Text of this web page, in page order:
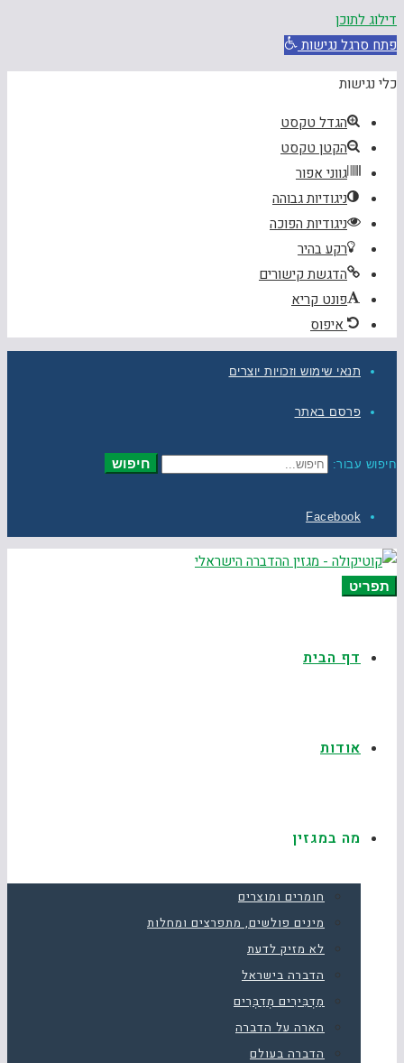
דילוג לתוכן
פתח סרגל נגישות
כלי נגישות
הגדל טקסט
הקטן טקסט
גווני אפור
ניגודיות גבוהה
ניגודיות הפוכה
רקע בהיר
הדגשת קישורים
פונט קריא
איפוס
תנאי שימוש וזכויות יוצרים
פרסם באתר
חיפוש עבור: חיפוש
Facebook
תפריט
דף הבית
אודות
מה במגזין
חומרים ומוצרים
מינים פולשים, מתפרצים ומחלות
לא מזיק לדעת
הדברה בישראל
מַדְבִּירִים מְדַבְּרִים
הארה על הדברה
הדברה בעולם